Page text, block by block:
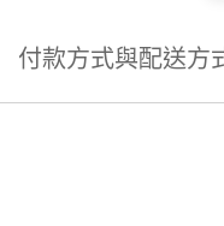
付款方式與配送方